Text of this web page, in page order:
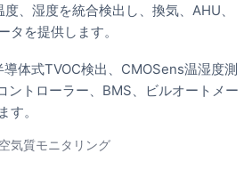
、湿度を統合検出し、換気、AHU、
を提供します。
体式TVOC検出、CMOSens温湿度測
ントローラー、BMS、ビルオートメー
。
気質モニタリング